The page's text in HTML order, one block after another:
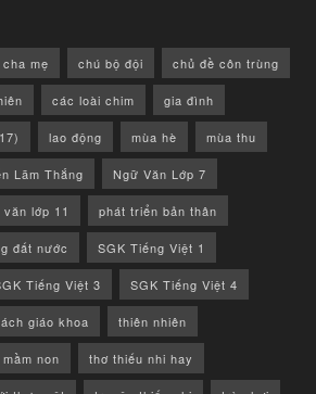
cha mẹ chú bộ đội chủ đề côn trùng
các loài chim gia đình
lao động mùa hè mùa thu
Lãm Thắng Ngữ Văn Lớp 7
lớp 11 phát triển bản thân
đất nước SGK Tiếng Việt 1
Tiếng Việt 3 SGK Tiếng Việt 4
giáo khoa thiên nhiên
non thơ thiếu nhi hay